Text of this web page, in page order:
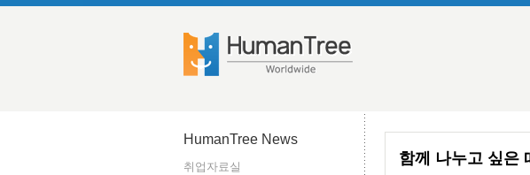
HumanTree News
취업자료실
함께 나누고 싶은